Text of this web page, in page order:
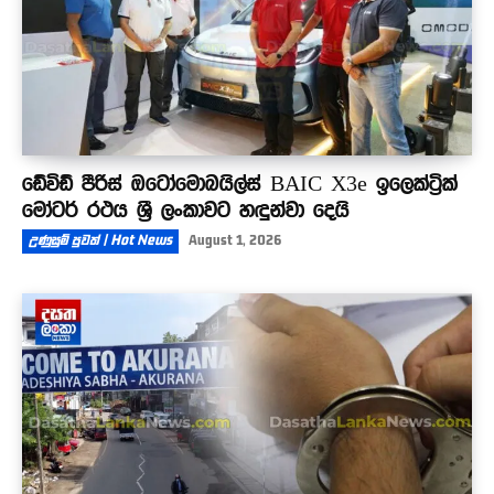
ඩේවිඩ් පීරිස් ඔටෝමොබයිල්ස් BAIC X3e ඉලෙක්ට්‍රික්
මෝටර් රථය ශ්‍රී ලංකාවට හඳුන්වා දෙයි
උණුසුම් පුවත් | Hot News August 1, 2026